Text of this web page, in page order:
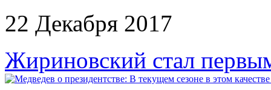
22 Декабря 2017
Жириновский стал